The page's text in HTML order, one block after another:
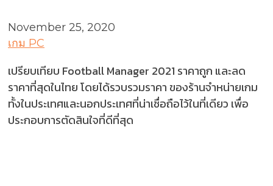
November 25, 2020
เกม PC
เปรียบเทียบ Football Manager 2021 ราคาถูก และลด
ราคาที่สุดในไทย โดยได้รวบรวมราคา ของร้านจำหน่ายเกม
ทั้งในประเทศและนอกประเทศที่น่าเชื่อถือไว้ในที่เดียว เพื่อ
ประกอบการตัดสินใจที่ดีที่สุด